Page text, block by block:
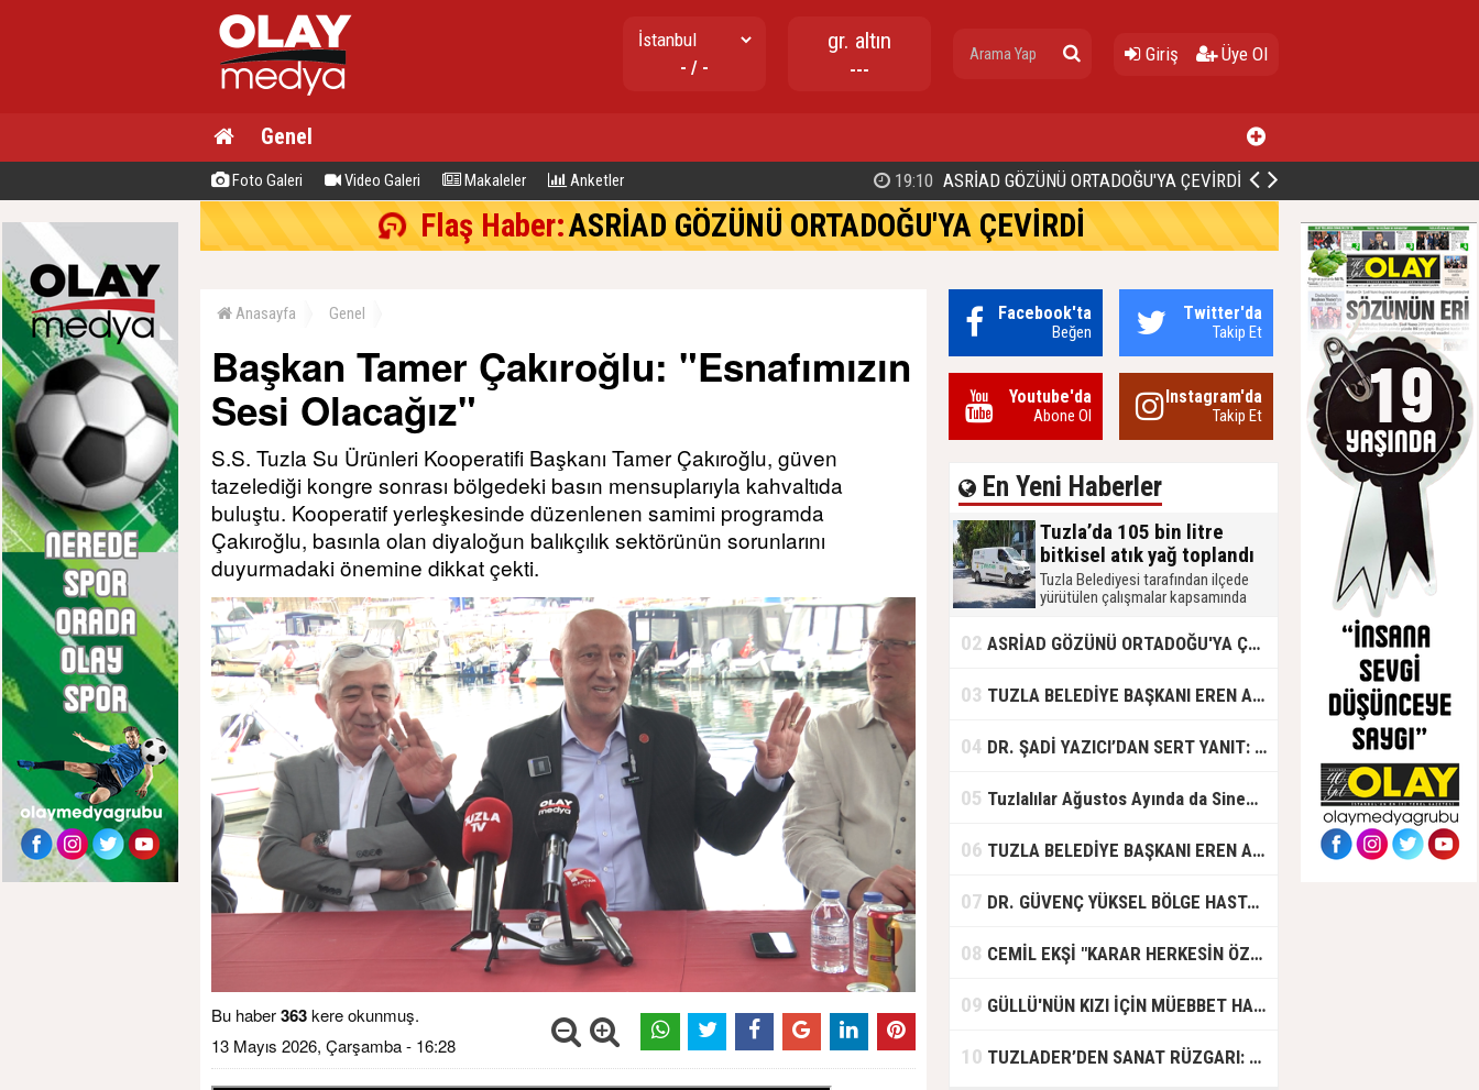
- / -
gr. altın
---
Giriş Üye Ol
Genel
Foto Galeri Video Galeri Makaleler Anketler TUZLA BELEDİYE BAŞKANI EREN ALİ BİNGÖL’DEN İBB’YE SORULAR: "O ZAMAN NEDEN GÖRMEDİNİZ?
Flaş Haber:ASRİAD GÖZÜNÜ ORTADOĞU'YA ÇEVİRDİ
Anasayfa Genel
Başkan Tamer Çakıroğlu: "Esnafımızın
Sesi Olacağız"
S.S. Tuzla Su Ürünleri Kooperatifi Başkanı Tamer Çakıroğlu, güven
tazelediği kongre sonrası bölgedeki basın mensuplarıyla kahvaltıda
buluştu. Kooperatif yerleşkesinde düzenlenen samimi programda
Çakıroğlu, basınla olan diyaloğun balıkçılık sektörünün sorunlarını
duyurmadaki önemine dikkat çekti.
Bu haber363kere okunmuş.
13 Mayıs 2026, Çarşamba - 16:28
Facebook'ta
Beğen
Twitter'da
Takip Et
Youtube'da
Abone Ol
Instagram'da
Takip Et
En Yeni Haberler
Tuzla’da 105 bin litre
bitkisel atık yağ toplandı
Tuzla Belediyesi tarafından ilçede
yürütülen çalışmalar kapsamında
yağ toplandı. Muhtarlık, okul, mahalle
merkezi, mobil atık getirme merkezi,
yağlar, biodizel üretiminde
kullanılmak üzere geri dönüşüme
02 ASRİAD GÖZÜNÜ ORTADOĞU'YA ÇEVİRDİ
03 TUZLA BELEDİYE BAŞKANI EREN ALİ BİNGÖL’DEN İBB’YE SORULAR: "O ZAMAN NEDEN GÖRMEDİNİZ?
04 DR. ŞADİ YAZICI’DAN SERT YANIT: "TUZLA’YA YÖNELİK KİN VE HIRSIN TUTARSIZLIKLAR MANZUMESİ"
05 Tuzlalılar Ağustos Ayında da Sinemaya Doyacak
06 TUZLA BELEDİYE BAŞKANI EREN ALİ BİNGÖL'DEN İBB BAŞKAN VEKİLİ NURİ ASLAN'A SERT CEVAP
07 DR. GÜVENÇ YÜKSEL BÖLGE HASTANESİ'NDE ÇALIŞMAYA BAŞLADI
08 CEMİL EKŞİ "KARAR HERKESİN ÖZGÜRLÜĞÜ"
09 GÜLLÜ'NÜN KIZI İÇİN MÜEBBET HAPİS CEZASI İSTENDİ!
10 TUZLADER’DEN SANAT RÜZGARI: ŞARKILAR TUZLA İÇİN SÖYLENDİ